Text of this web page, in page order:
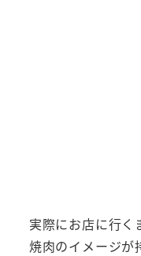
実際にお店に行く
焼肉のイメージが